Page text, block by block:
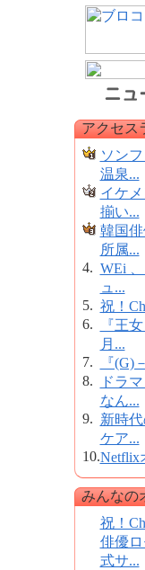
アクセス
ソン
温泉...
イケ
揃い...
韓国
所属...
4. WEi
ュ...
5. 祝！
6.
『王
月...
7.
『(G)
8.
ドラ
なん...
9. 新時
ケア...
10.Netflix
みんなの
祝！
俳優
式サ...